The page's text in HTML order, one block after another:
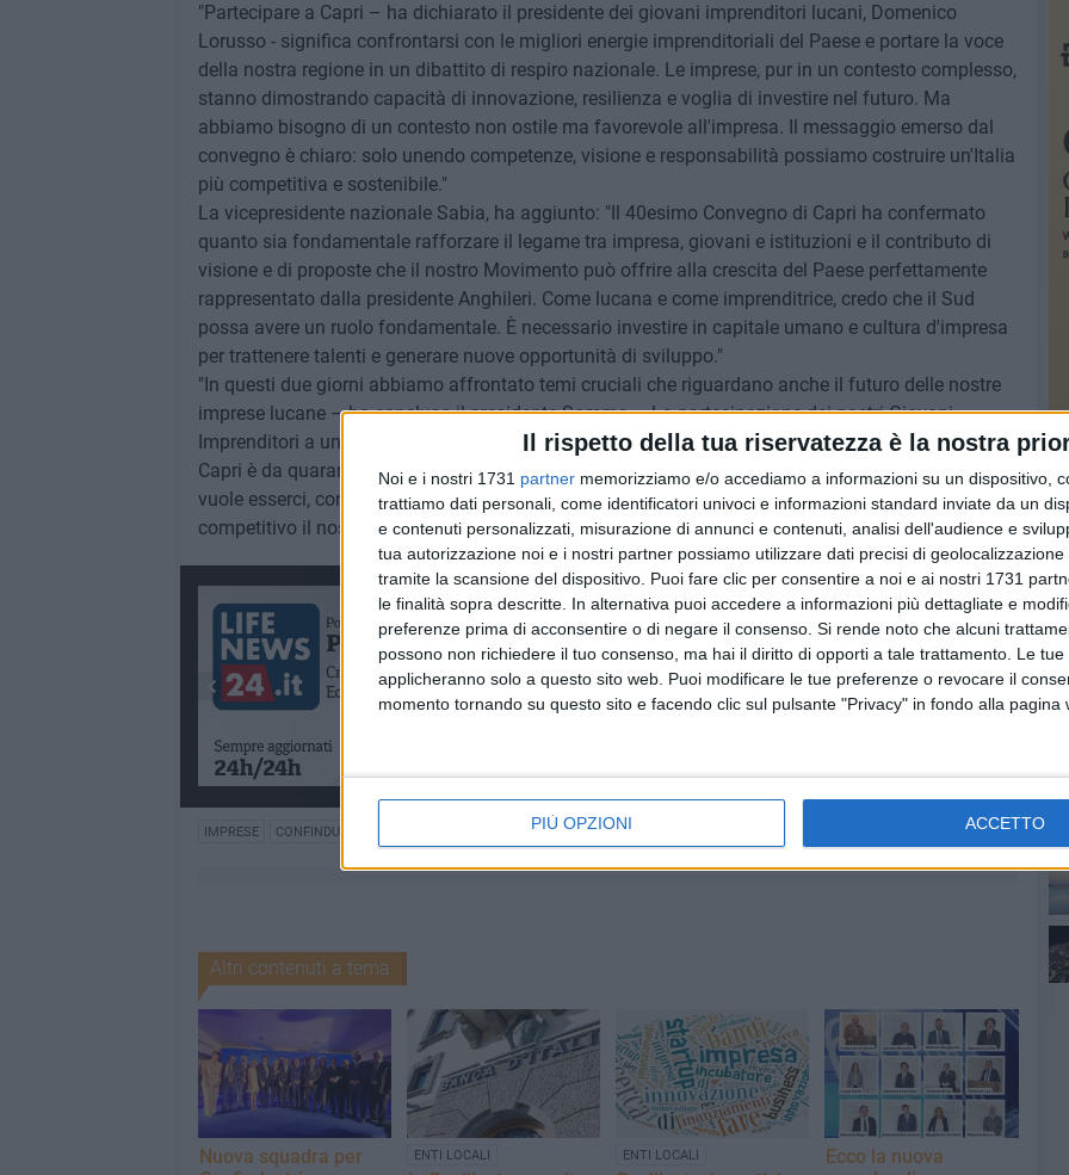
Il rispetto della tua riservatezza è la nostra
Noi e i nostri 1731 partner memorizziamo e/o accediamo a informazioni su un dispositivo,
trattiamo dati personali, come identificatori univoci e informazioni standard inviate da un
e contenuti personalizzati, misurazione di annunci e contenuti, analisi dell'audience e
tua autorizzazione noi e i nostri partner possiamo utilizzare dati precisi di
tramite la scansione del dispositivo. Puoi fare clic per consentire a noi e ai nostri 1731
le finalità sopra descritte. In alternativa puoi accedere a informazioni più dettagliate e
preferenze prima di acconsentire o di negare il consenso. Si rende noto che alcuni
possono non richiedere il tuo consenso, ma hai il diritto di opporti a tale trattamento. Le
applicheranno solo a questo sito web. Puoi modificare le tue preferenze o revocare il
momento tornando su questo sito e facendo clic sul pulsante "Privacy" in fondo alla pagina
PIÙ OPZIONI ACCETTO
"Partecipare a Capri – ha dichiarato il presidente dei giovani imprenditori lucani, Domenico
Lorusso - significa confrontarsi con le migliori energie imprenditoriali del Paese e portare la voce
della nostra regione in un dibattito di respiro nazionale. Le imprese, pur in un contesto complesso,
stanno dimostrando capacità di innovazione, resilienza e voglia di investire nel futuro. Ma
abbiamo bisogno di un contesto non ostile ma favorevole all'impresa. Il messaggio emerso dal
convegno è chiaro: solo unendo competenze, visione e responsabilità possiamo costruire un'Italia
più competitiva e sostenibile."
La vicepresidente nazionale Sabia, ha aggiunto: "Il 40esimo Convegno di Capri ha confermato
quanto sia fondamentale rafforzare il legame tra impresa, giovani e istituzioni e il contributo di
visione e di proposte che il nostro Movimento può offrire alla crescita del Paese perfettamente
rappresentato dalla presidente Anghileri. Come lucana e come imprenditrice, credo che il Sud
possa avere un ruolo fondamentale. È necessario investire in capitale umano e cultura d'impresa
per trattenere talenti e generare nuove opportunità di sviluppo."
"In questi due giorni abbiamo affrontato temi cruciali che riguardano anche il futuro delle nostre
imprese lucane – ha concluso il presidente Somma – La partecipazione dei nostri Giovani
Imprenditori a un evento di tale rilievo rappresenta un segnale importante di vitalità e di visione.
Capri è da quarant'anni un laboratorio di idee per il futuro dell'impresa italiana, e la Basilicata
vuole esserci, con le sue energie migliori, per contribuire al dibattito su come rendere più
competitivo il nostro sistema produttivo e attrattivo il territorio."
IMPRESE CONFINDUSTRIA BASILICATA
Altri contenuti a tema
Nuova squadra per
ENTI LOCALI ENTI LOCALI
Ecco la nuova